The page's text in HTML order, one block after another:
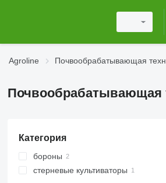
Agroline Почвообрабатывающая
Почвообрабатывающая
Категория
бороны
дисковые бороны
стерневые культиваторы